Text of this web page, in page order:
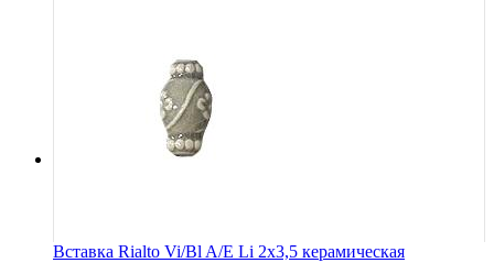
Вставка Rialto Vi/Bl A/E Li 2x3,5 керамическая